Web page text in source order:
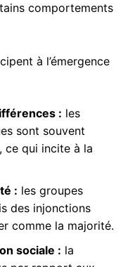
comportements
à l’émergence
: les
sont souvent
ce qui incite à la
: les groupes
des injonctions
comme la majorité.
sociale : la